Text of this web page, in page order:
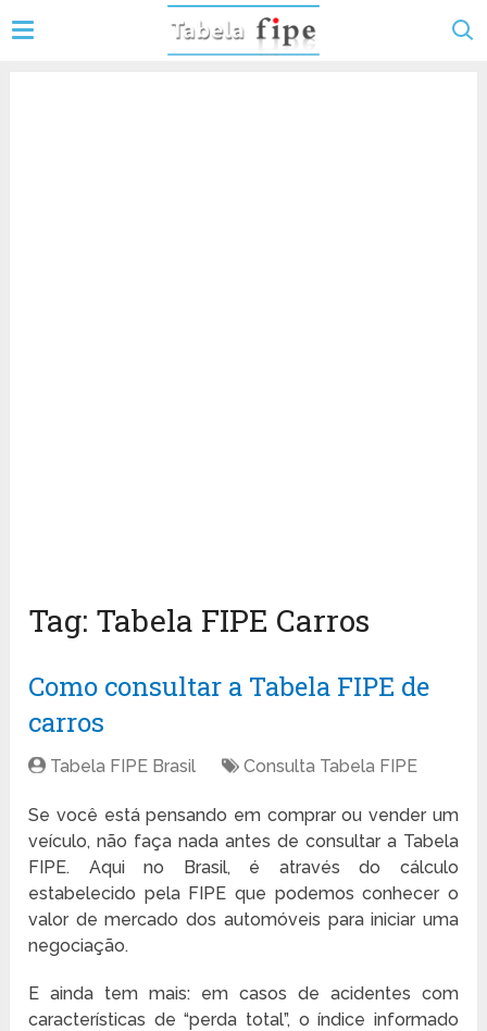
Tag: Tabela FIPE Carros
Como consultar a Tabela FIPE de
carros
Tabela FIPE Brasil Consulta Tabela FIPE
Se você está pensando em comprar ou vender um
veículo, não faça nada antes de consultar a Tabela
FIPE. Aqui no Brasil, é através do cálculo
estabelecido pela FIPE que podemos conhecer o
valor de mercado dos automóveis para iniciar uma
negociação.
E ainda tem mais: em casos de acidentes com
características de “perda total”, o índice informado